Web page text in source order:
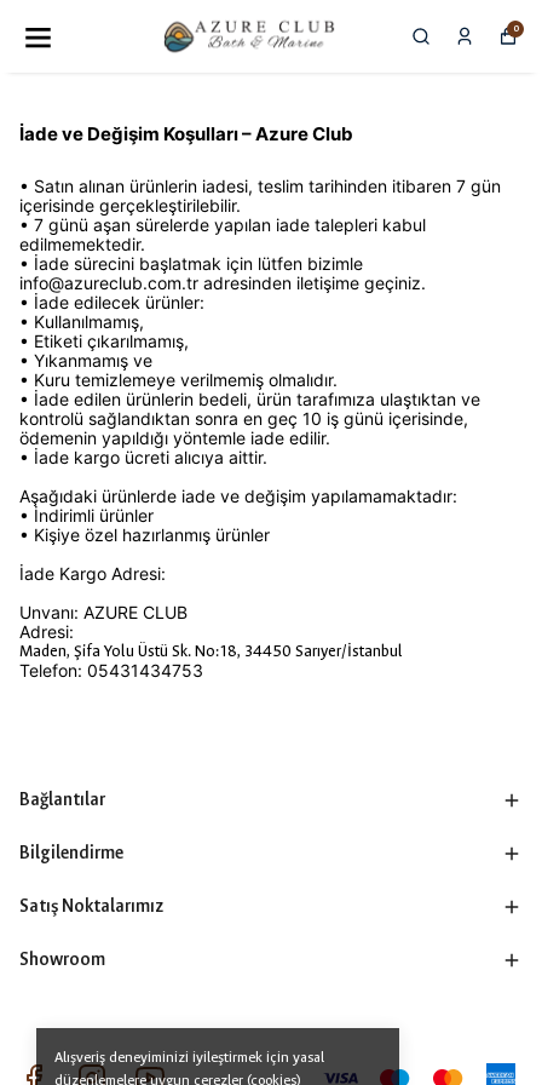
0
Alışveriş deneyiminizi iyileştirmek için yasal
düzenlemelere uygun çerezler (cookies)
İade ve Değişim Koşulları – Azure Club
• Satın alınan ürünlerin iadesi, teslim tarihinden itibaren 7 gün
içerisinde gerçekleştirilebilir.
• 7 günü aşan sürelerde yapılan iade talepleri kabul
edilmemektedir.
• İade sürecini başlatmak için lütfen bizimle
info@azureclub.com.tr adresinden iletişime geçiniz.
• İade edilecek ürünler:
• Kullanılmamış,
• Etiketi çıkarılmamış,
• Yıkanmamış ve
• Kuru temizlemeye verilmemiş olmalıdır.
• İade edilen ürünlerin bedeli, ürün tarafımıza ulaştıktan ve
kontrolü sağlandıktan sonra en geç 10 iş günü içerisinde,
ödemenin yapıldığı yöntemle iade edilir.
• İade kargo ücreti alıcıya aittir.
Aşağıdaki ürünlerde iade ve değişim yapılamamaktadır:
• İndirimli ürünler
• Kişiye özel hazırlanmış ürünler
İade Kargo Adresi:
Unvanı: AZURE CLUB
Adresi:
Maden, Şifa Yolu Üstü Sk. No:18, 34450 Sarıyer/İstanbul
Telefon: 05431434753
Bağlantılar
Bilgilendirme
Satış Noktalarımız
Showroom